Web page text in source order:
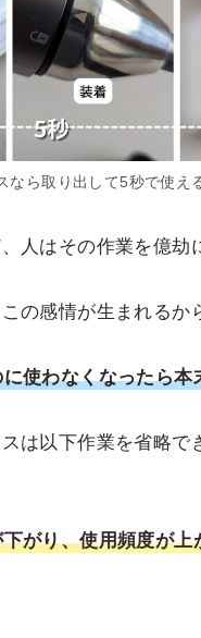
なら取り出して5秒で使え
人はその作業を億劫
この感情が生まれるか
使わなくなったら本
は以下作業を省略で
がり、使用頻度が上